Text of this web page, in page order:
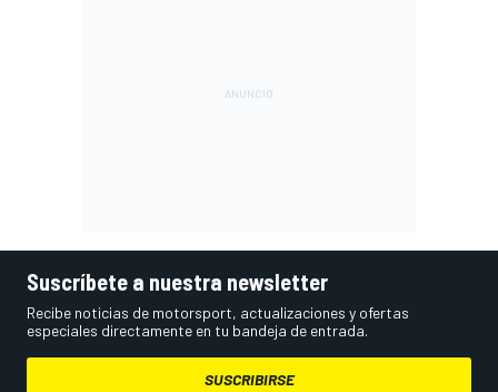
Suscríbete a nuestra newsletter
Recibe noticias de motorsport, actualizaciones y ofertas
especiales directamente en tu bandeja de entrada.
SUSCRIBIRSE